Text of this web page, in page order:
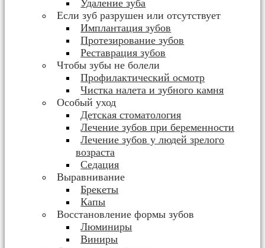
Удаление зуба
Если зуб разрушен или отсутствует
Имплантация зубов
Протезирование зубов
Реставрация зубов
Чтобы зубы не болели
Профилактический осмотр
Чистка налета и зубного камня
Особый уход
Детская стоматология
Лечение зубов при беременности
Лечение зубов у людей зрелого
возраста
Седация
Выравнивание
Брекеты
Капы
Восстановление формы зубов
Люминиры
Виниры